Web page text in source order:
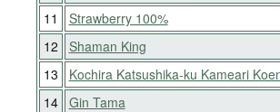
11
Strawberry 100%
12
Shaman King
13
Kochira Katsushika-ku Kameari
14
Gin Tama